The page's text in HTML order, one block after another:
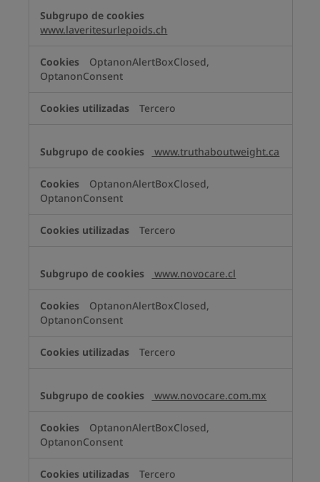
www.laveritesurlepoids.ch
OptanonAlertBoxClosed,
OptanonConsent
Tercero
www.truthaboutweight.ca
OptanonAlertBoxClosed,
OptanonConsent
Tercero
www.novocare.cl
OptanonAlertBoxClosed,
OptanonConsent
Tercero
www.novocare.com.mx
OptanonAlertBoxClosed,
OptanonConsent
Tercero